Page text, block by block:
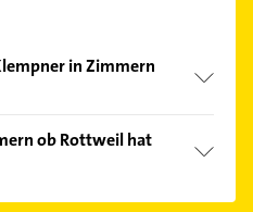
in Zimmern
Sie von den
können Sie sich
sortiert anzeigen lassen.
ob Rottweil hat
Sie alleÖffnungszeiten.